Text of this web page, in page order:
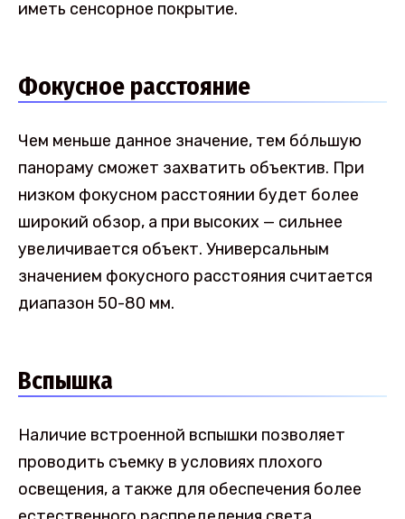
иметь сенсорное покрытие.
Фокусное расстояние
Чем меньше данное значение, тем бо́льшую
панораму сможет захватить объектив. При
низком фокусном расстоянии будет более
широкий обзор, а при высоких — сильнее
увеличивается объект. Универсальным
значением фокусного расстояния считается
диапазон 50-80 мм.
Вспышка
Наличие встроенной вспышки позволяет
проводить съемку в условиях плохого
освещения, а также для обеспечения более